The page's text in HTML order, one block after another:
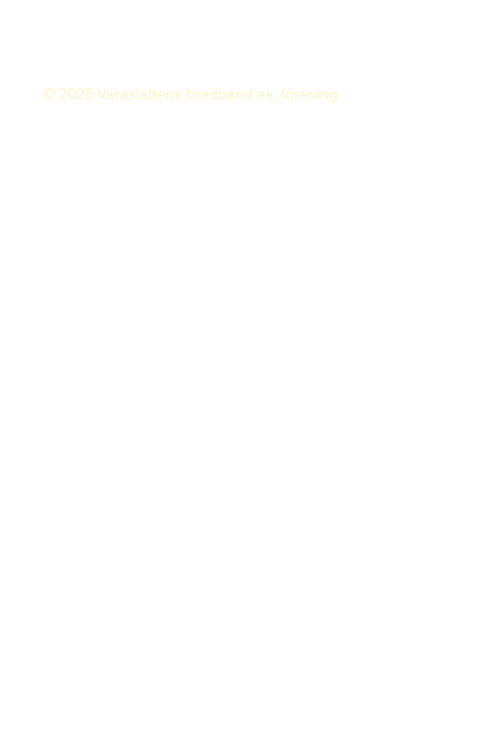
© 2025 Varaslättens bredband ek. förening